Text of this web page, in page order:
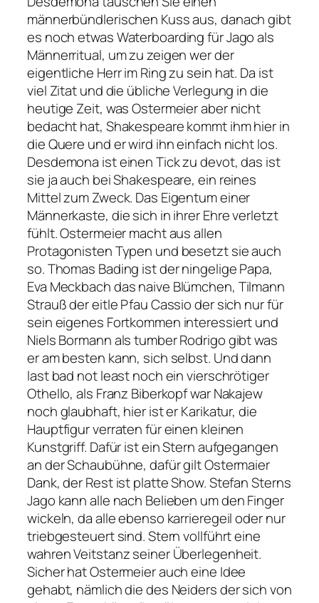
männerbündlerischen Kuss aus, danach gibt
es noch etwas Waterboarding für Jago als
Männerritual, um zu zeigen wer der
eigentliche Herr im Ring zu sein hat. Da ist
viel Zitat und die übliche Verlegung in die
heutige Zeit, was Ostermeier aber nicht
bedacht hat, Shakespeare kommt ihm hier in
die Quere und er wird ihn einfach nicht los.
Desdemona ist einen Tick zu devot, das ist
sie ja auch bei Shakespeare, ein reines
Mittel zum Zweck. Das Eigentum einer
Männerkaste, die sich in ihrer Ehre verletzt
fühlt. Ostermeier macht aus allen
Protagonisten Typen und besetzt sie auch
so. Thomas Bading ist der ningelige Papa,
Eva Meckbach das naive Blümchen, Tilmann
Strauß der eitle Pfau Cassio der sich nur für
sein eigenes Fortkommen interessiert und
Niels Bormann als tumber Rodrigo gibt was
er am besten kann, sich selbst. Und dann
last bad not least noch ein vierschrötiger
Othello, als Franz Biberkopf war Nakajew
noch glaubhaft, hier ist er Karikatur, die
Hauptfigur verraten für einen kleinen
Kunstgriff. Dafür ist ein Stern aufgegangen
an der Schaubühne, dafür gilt Ostermaier
Dank, der Rest ist platte Show. Stefan Sterns
Jago kann alle nach Belieben um den Finger
wickeln, da alle ebenso karrieregeil oder nur
triebgesteuert sind. Stern vollführt eine
wahren Veitstanz seiner Überlegenheit.
Sicher hat Ostermeier auch eine Idee
gehabt, nämlich die des Neiders der sich von